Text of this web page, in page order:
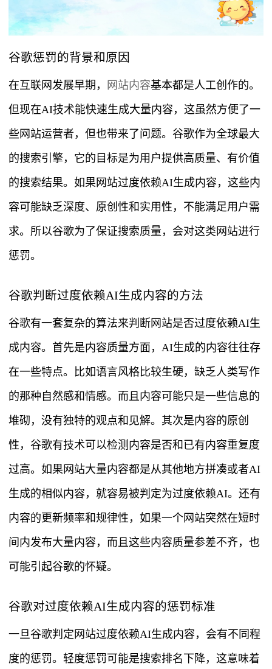
谷歌惩罚的背景和原因
在互联网发展早期， 网站内容基本都是人工创作的。
但现在AI技术能快速生成大量内容，这虽然方便了一
些网站运营者，但也带来了问题。谷歌作为全球最大
的搜索引擎，它的目标是为用户提供高质量、有价值
的搜索结果。如果网站过度依赖AI生成内容，这些内
容可能缺乏深度、原创性和实用性，不能满足用户需
求。所以谷歌为了保证搜索质量，会对这类网站进行
惩罚。
谷歌判断过度依赖AI生成内容的方法
谷歌有一套复杂的算法来判断网站是否过度依赖AI生
成内容。首先是内容质量方面，AI生成的内容往往存
在一些特点。比如语言风格比较生硬，缺乏人类写作
的那种自然感和情感。而且内容可能只是一些信息的
堆砌，没有独特的观点和见解。其次是内容的原创
性，谷歌有技术可以检测内容是否和已有内容重复度
过高。如果网站大量内容都是从其他地方拼凑或者AI
生成的相似内容，就容易被判定为过度依赖AI。还有
内容的更新频率和规律性，如果一个网站突然在短时
间内发布大量内容，而且这些内容质量参差不齐，也
可能引起谷歌的怀疑。
谷歌对过度依赖AI生成内容的惩罚标准
一旦谷歌判定网站过度依赖AI生成内容，会有不同程
度的惩罚。轻度惩罚可能是搜索排名下降，这意味着